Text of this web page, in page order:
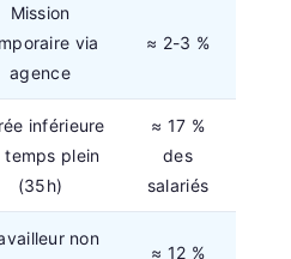
Mission
via
agence
≈ 2-3 %
inférieure
temps plein
(35h)
≈ 17 %
des
salariés
non
≈ 12 %